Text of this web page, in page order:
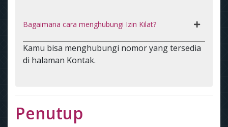
Bagaimana cara menghubungi Izin Kilat?
Kamu bisa menghubungi nomor yang tersedia
di halaman Kontak.
Penutup